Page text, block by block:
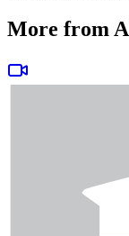
More from